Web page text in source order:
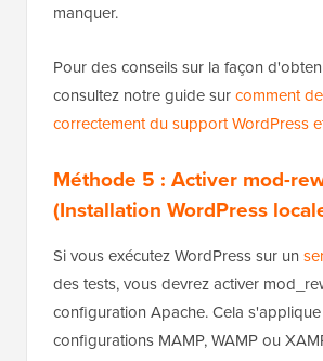
manquer.
Pour des conseils sur la façon
consultez notre guide surcomment
correctement du support WordPress
Méthode 5 : Activer mod-
(Installation WordPress
Si vous exécutez WordPress sur un
des tests, vous devrez activer
configuration Apache. Cela
configurations MAMP, WAMP ou